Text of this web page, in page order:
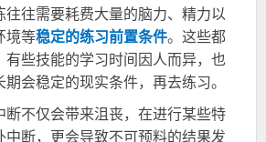
往往需要耗费大量的脑力、精力以
境等稳定的练习前置条件。这些都
有些技能的学习时间因人而异，也
会稳定的现实条件，再去练习。
断不仅会带来沮丧，在进行某些特
中断，更会导致不可预料的结果发